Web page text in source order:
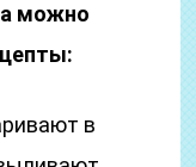
можно
в